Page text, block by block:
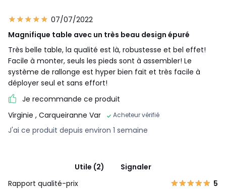
07/07/2022
Magnifique table avec un très beau design épuré
Très belle table, la qualité est là, robustesse et bel effet!
Facile à monter, seuls les pieds sont à assembler! Le
système de rallonge est hyper bien fait et très facile à
déployer seul et sans effort!
Je recommande ce produit
Virginie , Carqueiranne Var Acheteur vérifié
J'ai ce produit depuis environ 1 semaine
Utile (2)
Signaler
Rapport qualité-prix
5